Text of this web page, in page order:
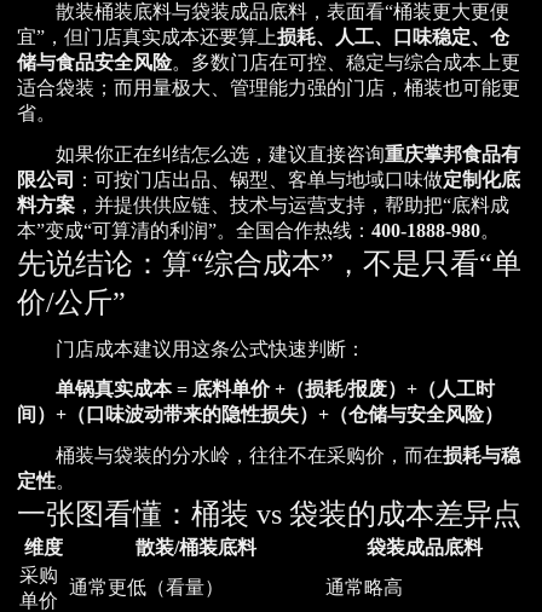
散装桶装底料与袋装成品底料，表面看“桶装更大更便
宜”，但门店真实成本还要算上损耗、人工、口味稳定、仓
储与食品安全风险。多数门店在可控、稳定与综合成本上更
适合袋装；而用量极大、管理能力强的门店，桶装也可能更
省。
如果你正在纠结怎么选，建议直接咨询重庆掌邦食品有
限公司
：可按门店出品、锅型、客单与地域口味做定制化底
料方案 ，并提供供应链、技术与运营支持，帮助把“底料成
本”变成“可算清的利润”。全国合作热线： 400-1888-980。
先说结论：算“综合成本”，不是只看“单
价/公斤”
门店成本建议用这条公式快速判断：
单锅真实成本 = 底料单价 +（损耗/报废）+（人工时
间）+（口味波动带来的隐性损失）+（仓储与安全风险）
桶装与袋装的分水岭，往往不在采购价，而在损耗与稳
定性。
一张图看懂：桶装 vs 袋装的成本差异点
维度 散装/桶装底料
袋装成品底料
采购
单价
通常更低（看量）
通常略高